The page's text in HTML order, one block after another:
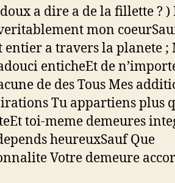
a dire a de la fillette ? )
mon
a travers la planete ;
enticheEt de
de des Tous Mes
Tu appartiens plus
toi-meme demeures
heureuxSauf Que
Votre demeure